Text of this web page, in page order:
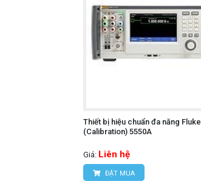
Thiết bị hiệu chuẩn đa năng Fluke
(Calibration) 5550A
Giá: Liên hệ
ĐẶT MUA